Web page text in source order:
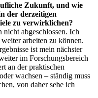
Zukunft, und wie
der derzeitigen
zu verwirklichen?
abgeschlossen. Ich
arbeiten zu können.
ist mein nächster
im Forschungsbereich
an der praktischen
wachsen – ständig muss
von daher sehe ich